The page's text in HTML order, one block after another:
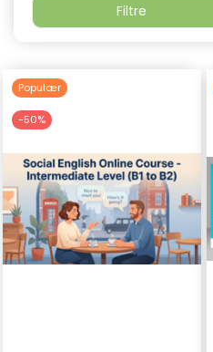
Filtre
Populær
-50%